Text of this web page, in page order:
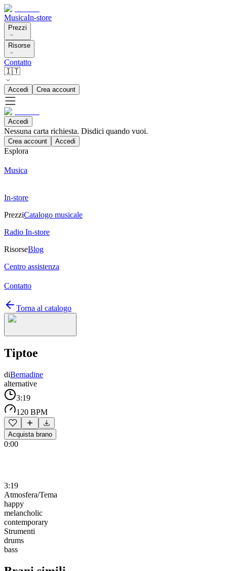
MusicaIn-store
Prezzi
Risorse
Contatto
🇮🇹
Accedi Crea account
Accedi
Nessuna carta richiesta. Disdici quando vuoi.
Crea account Accedi
Esplora
Musica
In-store
PrezziCatalogo musicale
Radio In-store
RisorseBlog
Centro assistenza
Contatto
Torna al catalogo
Tiptoe
diBernadine
alternative
3:19
120 BPM
Acquista brano
0:00
3:19
Atmosfera/Tema
happy
melancholic
contemporary
Strumenti
drums
bass